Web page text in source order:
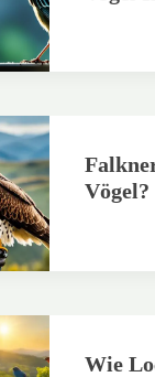
Vögel?
Wie